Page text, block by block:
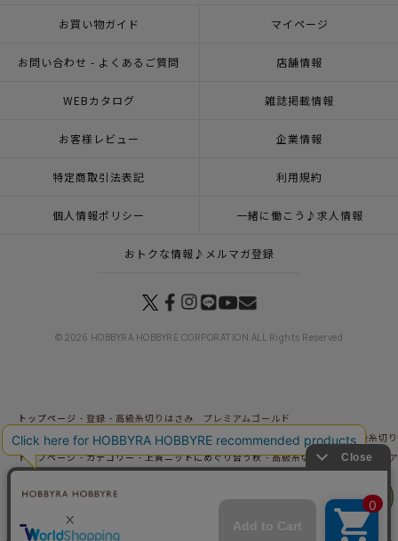
フェア
お買い物ガイド マイページ
お問い合わせ - よくあるご質問 店舗情報
WEBカタログ 雑誌掲載情報
お客様レビュー 企業情報
特定商取引法表記 利用規約
個人情報ポリシー 一緒に働こう♪求人情報
おトクな情報♪メルマガ登録
© 2026 HOBBYRA HOBBYRE CORPORATION ALL Rights Reserved
トップページ 登録
高級糸切りはさみ プレミアムゴールド
トップページ
カテゴリー 2月10日（火）発売の新商品＆おすすめ商品
高級糸切
トップページ
カテゴリー 上質ニットにめぐり合う秋 高級糸切りはさみ プレミ
トップページ
用具 針・はさみ
高級糸切りはさみ プレミアムゴールド
トップページ
高級糸切りはさみ プレミアムゴールド
トップページ
特集一覧 高級糸切りはさみ プレミアムゴールド